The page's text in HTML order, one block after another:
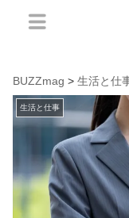
BUZZmag > 生活と仕
生活と仕事